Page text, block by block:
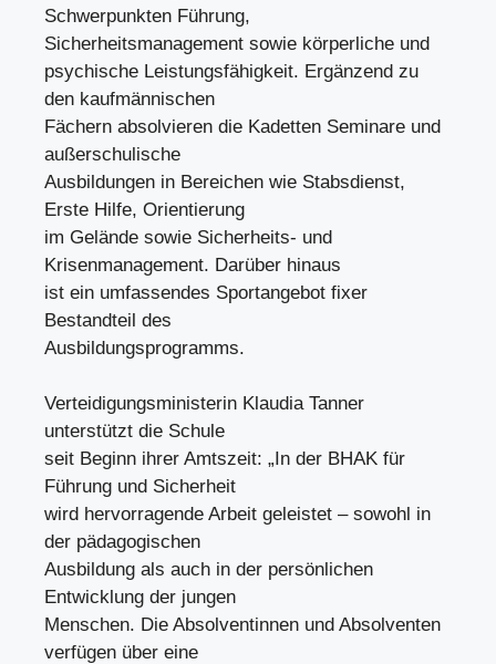
Schwerpunkten Führung,
Sicherheitsmanagement sowie körperliche und
psychische Leistungsfähigkeit. Ergänzend zu
den kaufmännischen
Fächern absolvieren die Kadetten Seminare und
außerschulische
Ausbildungen in Bereichen wie Stabsdienst,
Erste Hilfe, Orientierung
im Gelände sowie Sicherheits- und
Krisenmanagement. Darüber hinaus
ist ein umfassendes Sportangebot fixer
Bestandteil des
Ausbildungsprogramms.
Verteidigungsministerin Klaudia Tanner
unterstützt die Schule
seit Beginn ihrer Amtszeit: „In der BHAK für
Führung und Sicherheit
wird hervorragende Arbeit geleistet – sowohl in
der pädagogischen
Ausbildung als auch in der persönlichen
Entwicklung der jungen
Menschen. Die Absolventinnen und Absolventen
verfügen über eine